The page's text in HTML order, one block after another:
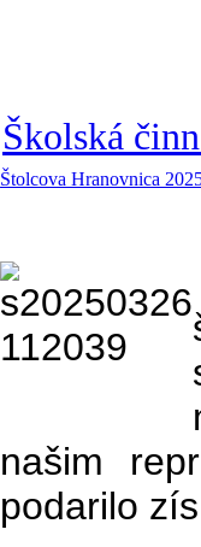
Školská
Štolcova Hranovnica
našim
podarilo